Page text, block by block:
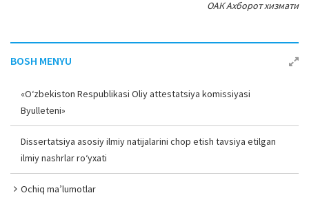
ОАК Ахборот хизмати
BOSH MENYU
«O‘zbekiston Respublikasi Oliy attestatsiya komissiyasi
Byulleteni»
Dissertatsiya asosiy ilmiy natijalarini chop etish tavsiya etilgan
ilmiy nashrlar ro‘yxati
Ochiq ma’lumotlar